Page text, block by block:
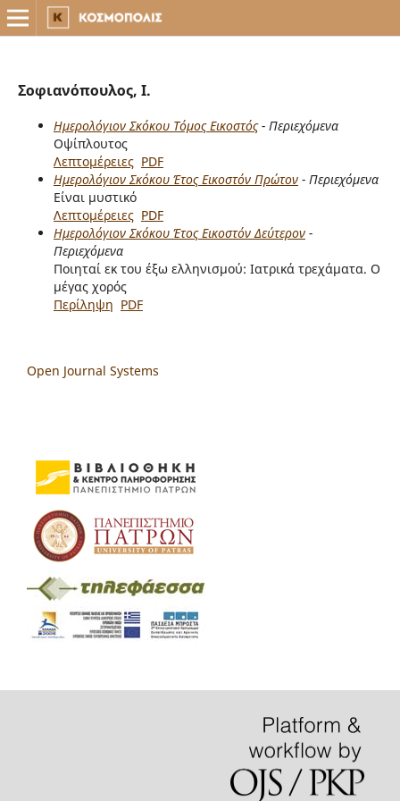
Σοφιανόπουλος, Ι.
Ημερολόγιον Σκόκου Τόμος Εικοστός- Περιεχόμενα
Οψίπλουτος
Λεπτομέρειες PDF
Ημερολόγιον Σκόκου Έτος Εικοστόν Πρώτον- Περιεχόμενα
Είναι μυστικό
Λεπτομέρειες PDF
Ημερολόγιον Σκόκου Έτος Εικοστόν Δεύτερον-
Περιεχόμενα
Ποιηταί εκ του έξω ελληνισμού: Ιατρικά τρεχάματα. Ο
μέγας χορός
Περίληψη PDF
Open Journal Systems